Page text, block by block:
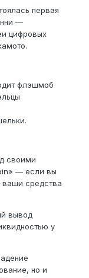
первая
—
цифровых
флэшмоб
своими
— если вы
ваши средства
вывод
у
но и